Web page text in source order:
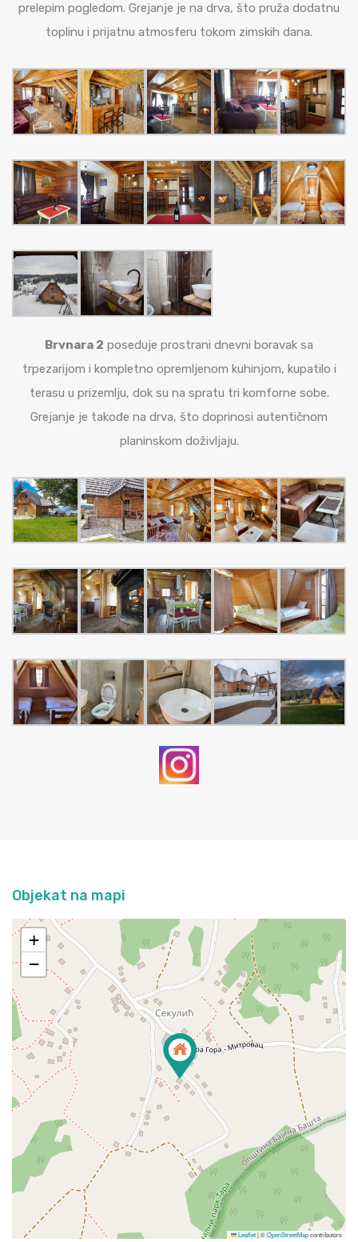
prelepim pogledom. Grejanje je na drva, što pruža dodatnu
toplinu i prijatnu atmosferu tokom zimskih dana.
Brvnara 2 poseduje prostrani dnevni boravak sa
trpezarijom i kompletno opremljenom kuhinjom, kupatilo i
terasu u prizemlju, dok su na spratu tri komforne sobe.
Grejanje je takođe na drva, što doprinosi autentičnom
planinskom doživljaju.
Objekat na mapi
+
−
Leaflet|©OpenStreetMapcontributors